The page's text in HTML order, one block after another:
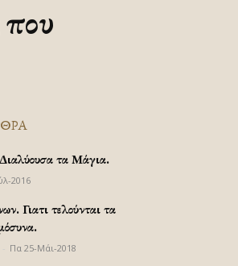
τα Μάγια.
2016
Γιατι τελούνται τα
Πα 25-Μάι-2018